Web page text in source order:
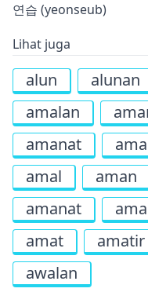
연습 (yeonseub)
Lihat juga
alun alunan
amalan
amanat
amal
aman
amanat
amat
amatir
awalan